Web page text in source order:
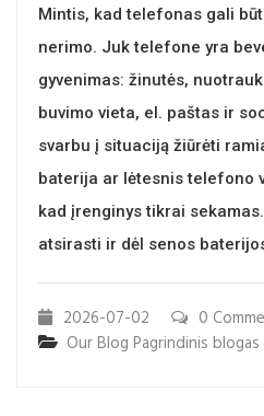
Mintis, kad telefonas gali
nerimo. Juk telefone yra
gyvenimas: žinutės,
buvimo vieta, el. paštas ir
svarbu į situaciją žiūrėti
baterija ar lėtesnis telefono
kad įrenginys tikrai
atsirasti ir dėl senos
2026-07-02
0
Our Blog Pagrindinis blogas